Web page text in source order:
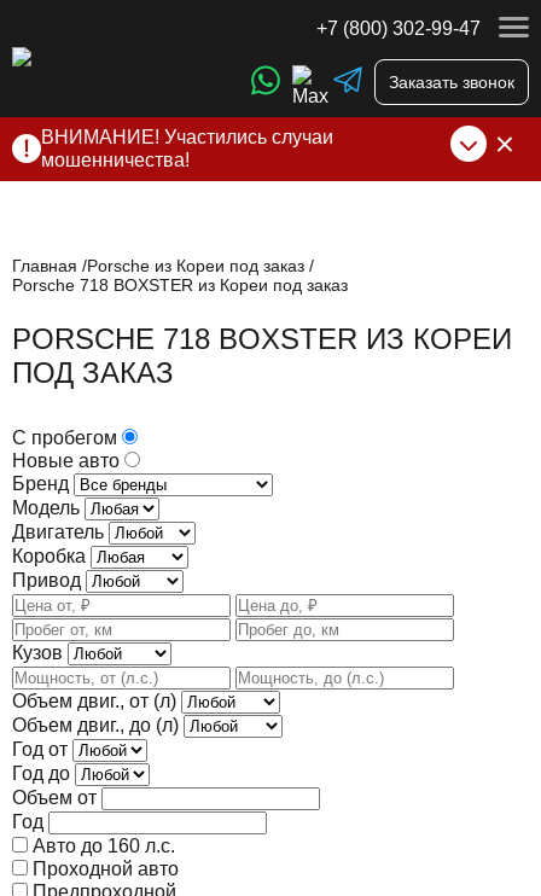
+7 (800) 302-99-47
Заказать звонок
ВНИМАНИЕ! Участились случаи
мошенничества!
нами по официальным контактам
и на сайте
Главная
Porsche из Кореи под заказ
Porsche 718 BOXSTER из Кореи под заказ
PORSCHE 718 BOXSTER ИЗ КОРЕИ
ПОД ЗАКАЗ
С пробегом
Новые авто
Бренд
Модель
Двигатель
Коробка
Привод
Кузов
Объем двиг., от (л)
Объем двиг., до (л)
Год от
Год до
Объем от
Год
Авто до 160 л.с.
Проходной авто
Предпроходной